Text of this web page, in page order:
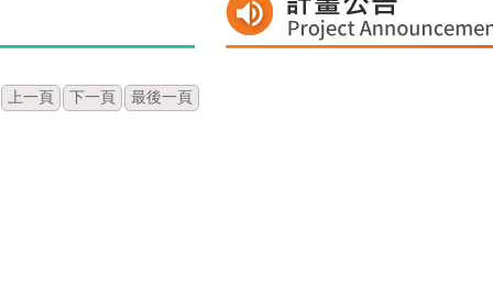
上一頁 下一頁 最後一頁